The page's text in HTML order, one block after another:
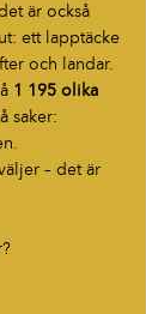
är också
ett lapptäcke
och landar.
1 195 olika
saker:
– det är